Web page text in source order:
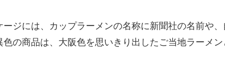
ージには、カップラーメンの名称に新聞社の名前や
色の商品は、大阪色を思いきり出したご当地ラーメ